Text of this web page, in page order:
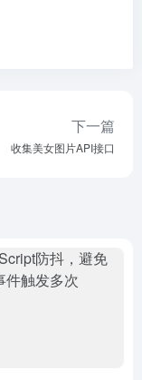
下一篇
收集美女图片API接口